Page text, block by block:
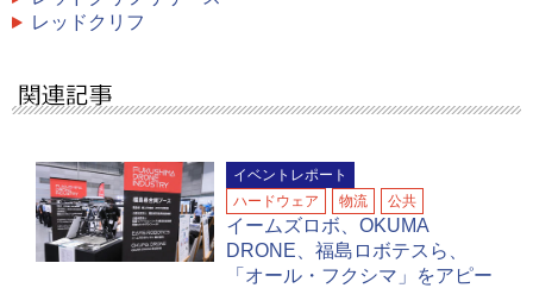
レッドクリフ
イベントレポート
ハードウェア
物流 公共
イームズロボ、OKUMA
DRONE、福島ロボテスら、
「オール・フクシマ」をアピー